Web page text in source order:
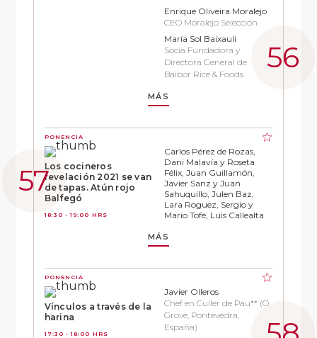
Enrique Oliveira Moralejo
CEO Moralejo Selección
María Sol Baixauli
Socia Fundadora y
Directora General de
Baibor Rice & Foods
MÁS
PONENCIA
Los cocineros
revelación 2021 se van
de tapas. Atún rojo
Balfegó
18:30 - 19:00 HRS
Carlos Pérez de Rozas,
Dani Malavía y Roseta
Félix, Juan Guillamón,
Javier Sanz y Juan
Sahuquillo, Julen Baz,
Lara Roguez, Sergio y
Mario Tofé, Luis Callealta
MÁS
PONENCIA
Vínculos a través de la
harina
17:30 - 18:00 HRS
Javier Olleros
Chef en Culler de Pau** (O
Grove, Pontevedra,
España)